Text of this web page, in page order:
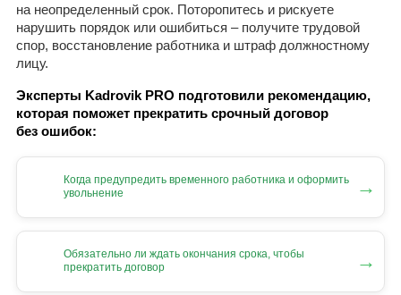
на неопределенный срок. Поторопитесь и рискуете
нарушить порядок или ошибиться – получите трудовой
спор, восстановление работника и штраф должностному
лицу.
Эксперты Kadrovik PRO подготовили рекомендацию,
которая поможет прекратить срочный договор
без ошибок:
Когда предупредить временного работника и оформить
увольнение
→
Обязательно ли ждать окончания срока, чтобы
прекратить договор
→